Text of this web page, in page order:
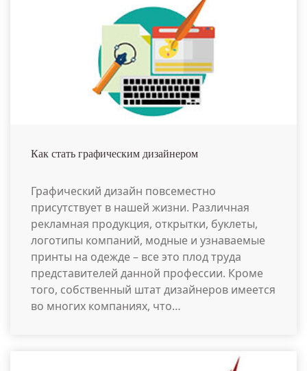
Как стать графическим дизайнером
Графический дизайн повсеместно
присутствует в нашей жизни. Различная
рекламная продукция, открытки, буклеты,
логотипы компаний, модные и узнаваемые
принты на одежде – все это плод труда
представителей данной профессии. Кроме
того, собственный штат дизайнеров имеется
во многих компаниях, что…